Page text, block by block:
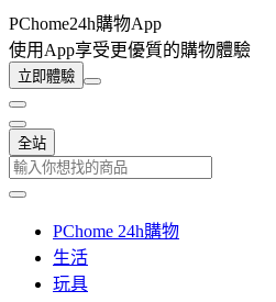
PChome24h購物App
使用App享受更優質的購物體驗
立即體驗
全站
PChome 24h購物
生活
玩具